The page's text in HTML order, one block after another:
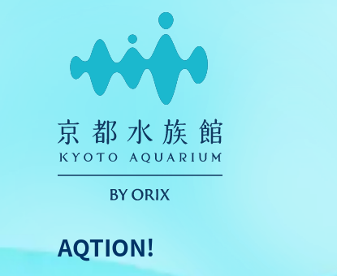
AQTION!